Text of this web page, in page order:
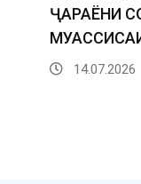
ҶАРАЁНИ
14.07.2026